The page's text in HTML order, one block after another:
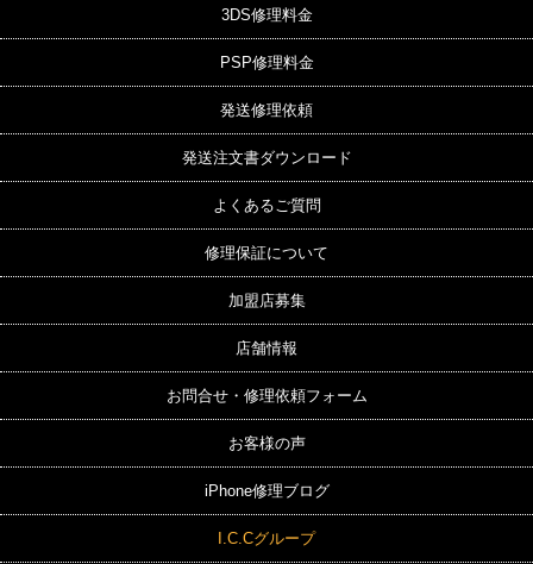
3DS修理料金
PSP修理料金
発送修理依頼
発送注文書ダウンロード
よくあるご質問
修理保証について
加盟店募集
店舗情報
お問合せ・修理依頼フォーム
お客様の声
iPhone修理ブログ
I.C.Cグループ